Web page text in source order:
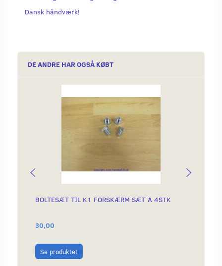
Dansk håndværk!
DE ANDRE HAR OGSÅ KØBT
BOLTESÆT TIL K1 FORSKÆRM SÆT A 4STK
30,00
Se produktet